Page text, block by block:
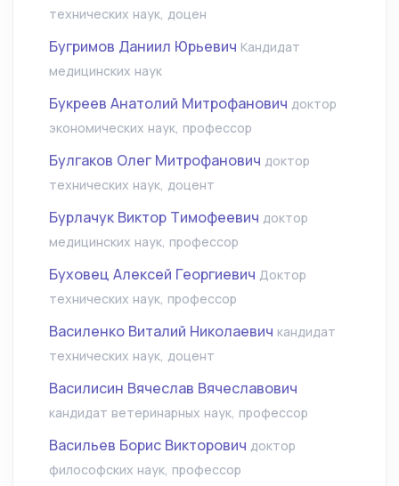
технических наук, доцен
Бугримов Даниил Юрьевич Кандидат
медицинских наук
Букреев Анатолий Митрофанович доктор
экономических наук, профессор
Булгаков Олег Митрофанович доктор
технических наук, доцент
Бурлачук Виктор Тимофеевич доктор
медицинских наук, профессор
Буховец Алексей Георгиевич Доктор
технических наук, профессор
Василенко Виталий Николаевич кандидат
технических наук, доцент
Василисин Вячеслав Вячеславович
кандидат ветеринарных наук, профессор
Васильев Борис Викторович доктор
философских наук, профессор